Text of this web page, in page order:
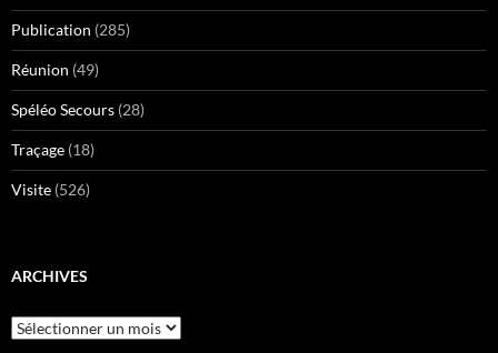
Publication (285)
Réunion (49)
Spéléo Secours (28)
Traçage (18)
Visite (526)
ARCHIVES
Archives